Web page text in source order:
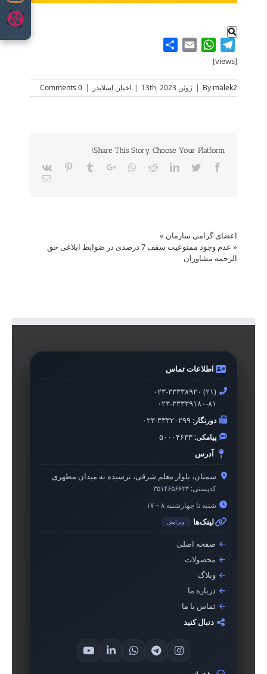
.
Telegram
WhatsApp
Email
[views]
By malek2
| ژوئن 13th, 2023 | اخبار, اسلایدر |
0 Comments
Share This Story, Choose Your Platform!
Facebook
Twitter
LinkedIn
Reddit
Whatsapp
Google+
Tumblr
Pinterest
Vk
Email
اعضای گرامی سازمان »
«
عدم وجود ممنوعیت سقف 7 درصدی در ضوابط ابلاغی حق
الزحمه مشاوران
اطلاعات تماس
۰۲۳-۳۳۳۳۸۹۲۰ (۲۱)
۰۲۳-۳۳۳۳۹۱۸۰-۸۱
دورنگار:۰۲۳-۳۳۳۲۰۲۹۹
پیامکی:۵۰۰۰۴۶۳۳
آدرس
سمنان، بلوار معلم شرقی، نرسیده به میدان مطهری
کدپستی: ۳۵۱۴۶۵۶۶۳۴
شنبه تا چهارشنبه ۸ – ۱۷
لینک‌ها ویرایش
صفحه اصلی
محصولات
وبلاگ
درباره ما
تماس با ما
دنبال کنید